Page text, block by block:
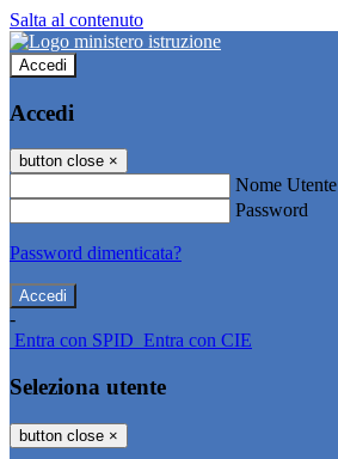
Salta al contenuto
Accedi
Accedi
button close ×
Nome Utente
Password
Password dimenticata?
-
Entra con SPID Entra con CIE
Seleziona utente
button close ×